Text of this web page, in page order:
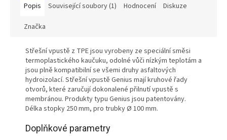
Popis Související soubory (1) Hodnocení Diskuze
Značka
Střešní vpustě z TPE jsou vyrobeny ze speciální směsi
termoplastického kaučuku, odolné vůči nízkým teplotám a
jsou plně kompatibilní se všemi druhy asfaltových
hydroizolací. Střešní vpustě Genius mají kruhové řady
otvorů, které zaručují dokonalené přilnutí vpustě s
membránou. Produkty typu Genius jsou patentovány.
Délka stopky 250 mm, pro trubky Ø 100 mm.
Doplňkové parametry